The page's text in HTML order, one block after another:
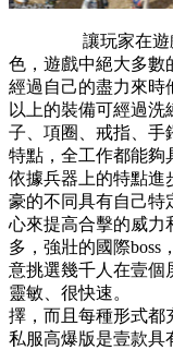
讓玩家在遊戲的
色，遊戲中絕大多數
經過自己的盡力
以上的裝備可經過
子、項圈、戒指、手
特點，全工作都
依據兵器上的特點進
豪的不同具有自己特
心來提高合擊的
多，強壯的國際boss
意挑選幾千人在壹個
靈敏、很快速。
擇，而且每種形式都
私服高爆版是壹款具